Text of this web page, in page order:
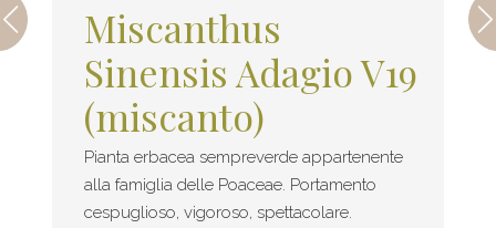
Miscanthus
Sinensis Adagio V19
(miscanto)
Pianta erbacea sempreverde appartenente
alla famiglia delle Poaceae. Portamento
cespuglioso, vigoroso, spettacolare.